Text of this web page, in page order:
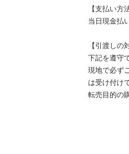
【⽀払い⽅
当日現金払
【引渡しの
下記を遵守
現地で必ず
は受け付け
転売⽬的の